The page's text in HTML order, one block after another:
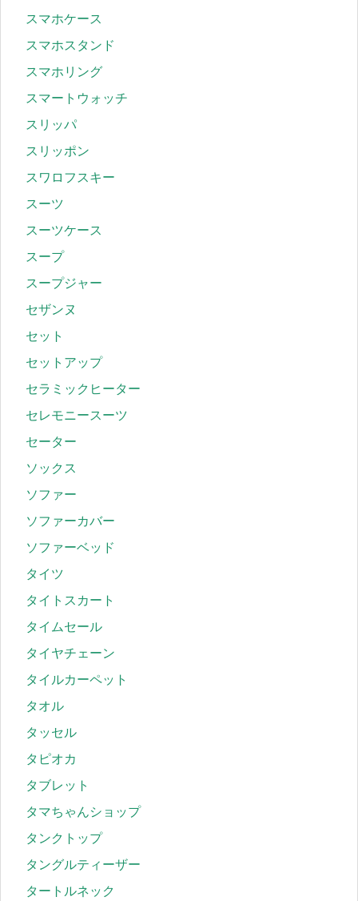
スマホケース
スマホスタンド
スマホリング
スマートウォッチ
スリッパ
スリッポン
スワロフスキー
スーツ
スーツケース
スープ
スープジャー
セザンヌ
セット
セットアップ
セラミックヒーター
セレモニースーツ
セーター
ソックス
ソファー
ソファーカバー
ソファーベッド
タイツ
タイトスカート
タイムセール
タイヤチェーン
タイルカーペット
タオル
タッセル
タピオカ
タブレット
タマちゃんショップ
タンクトップ
タングルティーザー
タートルネック